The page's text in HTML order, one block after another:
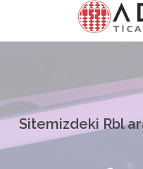
Sitemizdeki Rbl